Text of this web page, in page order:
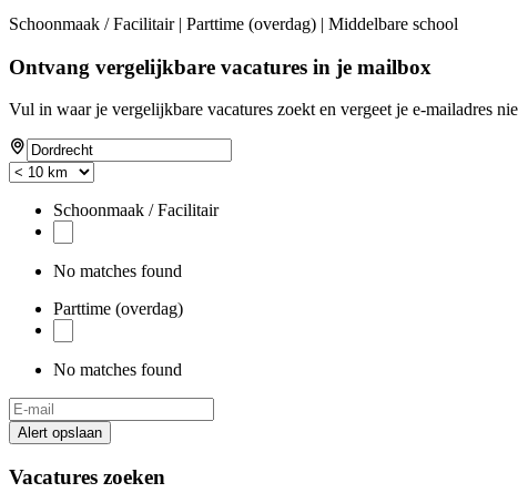
Schoonmaak / Facilitair | Parttime (overdag) | Middelbare school
Ontvang vergelijkbare vacatures in je mailbox
Vul in waar je vergelijkbare vacatures zoekt en vergeet je e-mailadres
Schoonmaak / Facilitair
No matches found
Parttime (overdag)
No matches found
Alert opslaan
Vacatures zoeken